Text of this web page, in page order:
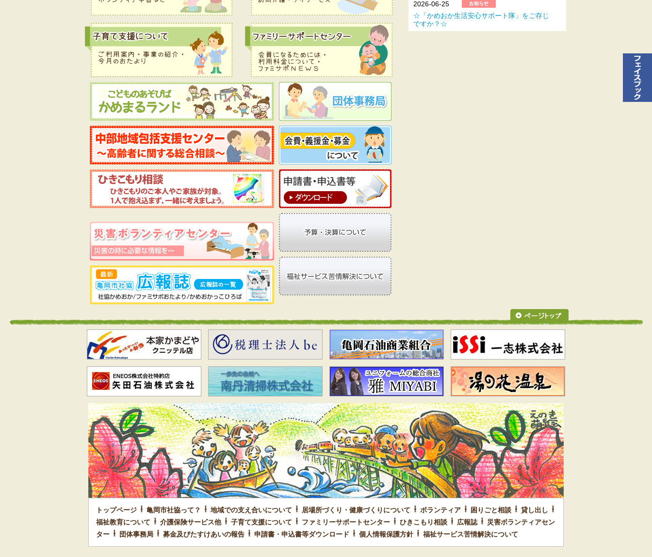
2026-06-25
☆「かめおか生活安心サポート隊」をご存じ
ですか？☆
トップページ 亀岡市社協って？ 地域での支え合いについて 居場所づくり・健康づくりについて ボランティア 困りごと相談
貸し出し
福祉教育について
介護保険サービス他 子育て支援について ファミリーサポートセンター ひきこもり相談 広報誌
災害ボランティアセン
ター
団体事務局 募金及びたすけあいの報告 申請書・申込書等ダウンロード 個人情報保護方針 福祉サービス苦情解決について